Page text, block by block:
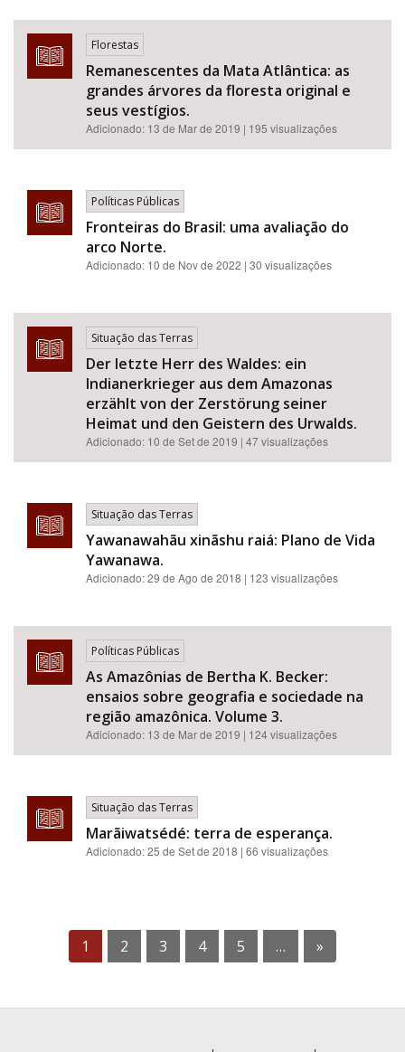
Florestas
Remanescentes da Mata Atlântica: as
grandes árvores da floresta original e
seus vestígios.
Adicionado: 13 de Mar de 2019 | 195 visualizações
Políticas Públicas
Fronteiras do Brasil: uma avaliação do
arco Norte.
Adicionado: 10 de Nov de 2022 | 30 visualizações
Situação das Terras
Der letzte Herr des Waldes: ein
Indianerkrieger aus dem Amazonas
erzählt von der Zerstörung seiner
Heimat und den Geistern des Urwalds.
Adicionado: 10 de Set de 2019 | 47 visualizações
Situação das Terras
Yawanawahãu xinãshu raiá: Plano de Vida
Yawanawa.
Adicionado:29 de Ago de 2018 | 123 visualizações
Políticas Públicas
As Amazônias de Bertha K. Becker:
ensaios sobre geografia e sociedade na
região amazônica. Volume 3.
Adicionado: 13 de Mar de 2019 | 124 visualizações
Situação das Terras
Marãiwatsédé: terra de esperança.
Adicionado:25 de Set de 2018 | 66 visualizações
1 2 3 4 5 … »